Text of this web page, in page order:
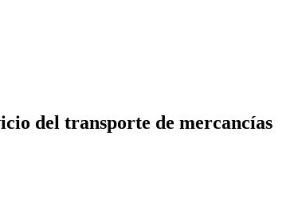
del transporte de mercancías